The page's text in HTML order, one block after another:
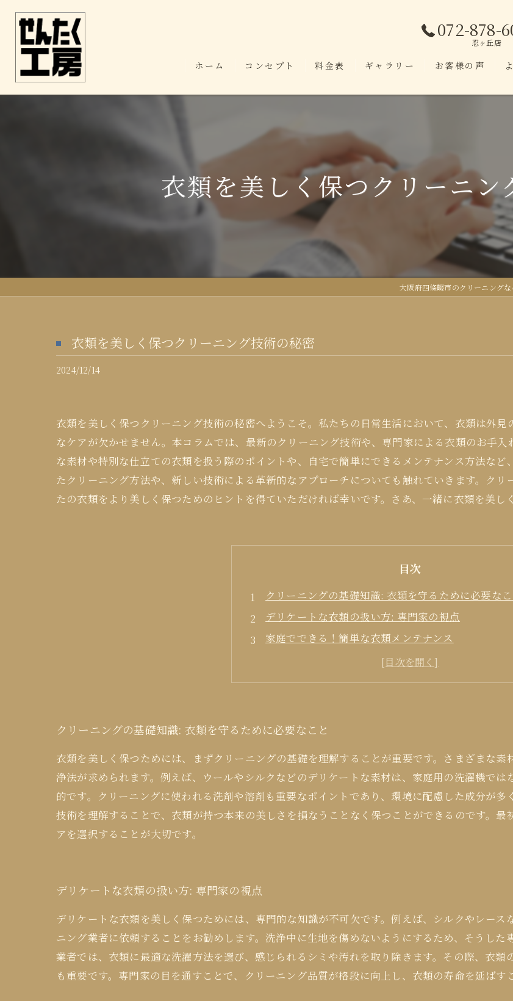
072-878-
忍ヶ丘店
ホーム コンセプト 料金表 ギャラリー お客様の声
衣類を美しく保つクリーニン
大阪府四條畷市のクリーニング
衣類を美しく保つクリーニング技術の秘密
2024/12/14
衣類を美しく保つクリーニング技術の秘密へようこそ。私たちの日常生活において、衣類は外
なケアが欠かせません。本コラムでは、最新のクリーニング技術や、専門家による衣類のお手
な素材や特別な仕立ての衣類を扱う際のポイントや、自宅で簡単にできるメンテナンス方法な
たクリーニング方法や、新しい技術による革新的なアプローチについても触れていきます。ク
たの衣類をより美しく保つためのヒントを得ていただければ幸いです。さあ、一緒に衣類を美し
目次
クリーニングの基礎知識: 衣類を守るために必要な
デリケートな衣類の扱い方: 専門家の視点
家庭でできる！簡単な衣類メンテナンス
クリーニング業界の未来とあなたの衣類を守るため
クリーニングの基礎知識: 衣類を守るために必要なこと
衣類を美しく保つためには、まずクリーニングの基礎を理解することが重要です。さまざまな
浄法が求められます。例えば、ウールやシルクなどのデリケートな素材は、家庭用の洗濯機で
的です。クリーニングに使われる洗剤や溶剤も重要なポイントであり、環境に配慮した成分が
技術を理解することで、衣類が持つ本来の美しさを損なうことなく保つことができるのです。
アを選択することが大切です。
デリケートな衣類の扱い方: 専門家の視点
デリケートな衣類を美しく保つためには、専門的な知識が不可欠です。例えば、シルクやレー
ニング業者に依頼することをお勧めします。洗浄中に生地を傷めないようにするため、そうし
業者では、衣類に最適な洗濯方法を選び、感じられるシミや汚れを取り除きます。その際、衣
も重要です。専門家の目を通すことで、クリーニング品質が格段に向上し、衣類の寿命を延ばす